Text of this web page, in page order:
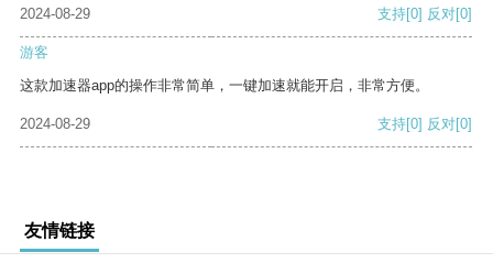
2024-08-29 支持[0] 反对[0]
游客
这款加速器app的操作非常简单，一键加速就能开启，非常方便。
2024-08-29 支持[0] 反对[0]
友情链接